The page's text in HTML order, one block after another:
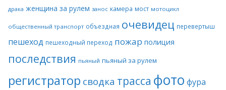
драка женщина за рулем занос камера мост мотоцикл
общественный транспорт объездная очевидец перевертыш
пешеход пешеходный переход пожар полиция
последствия пьяный пьяный за рулем
регистратор сводка трасса фото фура